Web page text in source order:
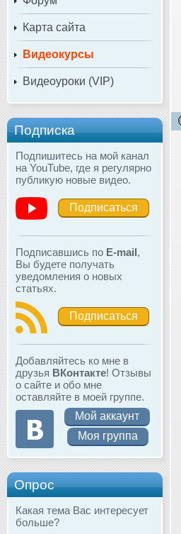
Карта сайта
Видеокурсы
Видеоуроки (VIP)
Подписка
Подпишитесь на мой канал
на YouTube, где я регулярно
публикую новые видео.
Подписаться
Подписавшись по E-mail,
Вы будете получать
уведомления о новых
статьях.
Подписаться
Добавляйтесь ко мне в
друзья ВКонтакте! Отзывы
о сайте и обо мне
оставляйте в моей группе.
Мой аккаунт
Моя группа
Опрос
Какая тема Вас интересует
больше?